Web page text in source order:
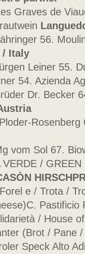
Graves de
56.
/ Italy
Leiner 55.
54. Azienda
Dr. Becker
vom Sol 67.
VERDE /
e / Trota /
/ House
(Brot / Pane
Speck Alto